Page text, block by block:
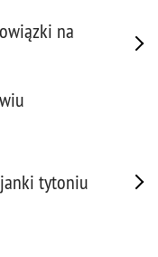
na
tytoniu